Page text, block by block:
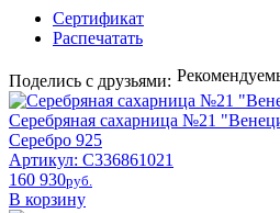
Сертификат
Распечатать
Поделись с друзьями:
Серебряная сахарница №21
Серебро 925
Артикул: С336861021
160 930pyб.
В корзину